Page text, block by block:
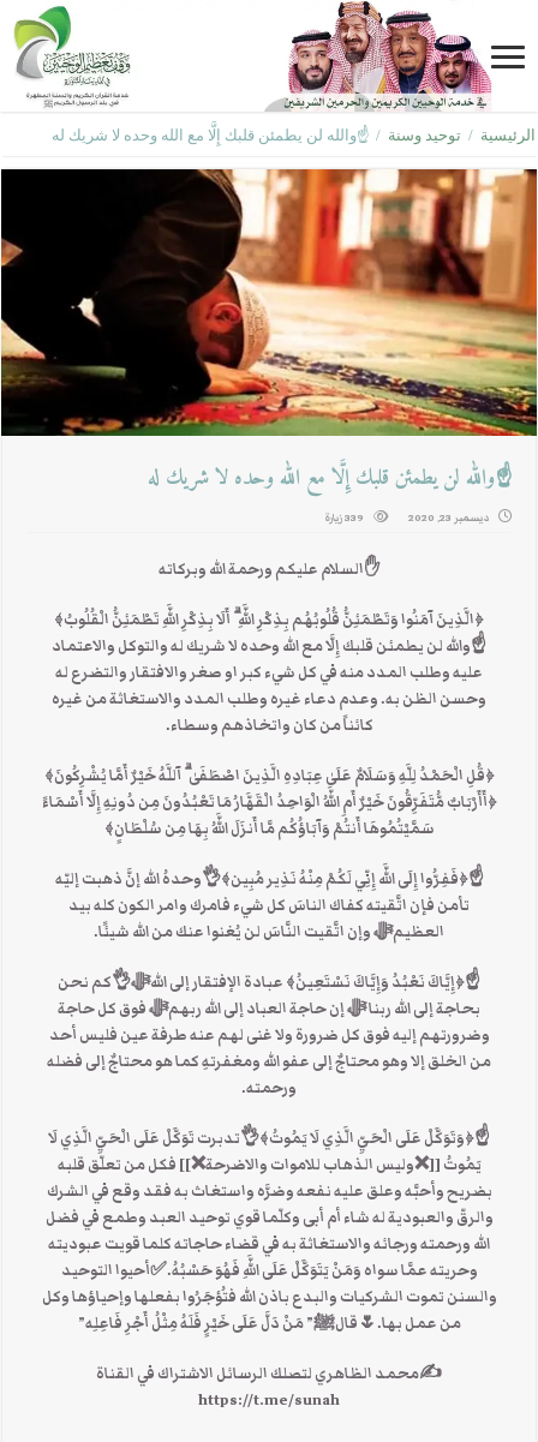
الرئيسية / توحيد وسنة / ☝والله لن يطمئن قلبك إِلَّا مع الله وحده لا شريك له
☝والله لن يطمئن قلبك إِلَّا مع الله وحده لا شريك له
ديسمبر 23, 2020 339 زيارة
✋السلام عليكم ورحمة الله وبركاته
﴿الَّذِينَ آمَنُوا وَتَطْمَئِنُّ قُلُوبُهُم بِذِكْرِ اللَّهِ ۗ أَلَا بِذِكْرِ اللَّهِ تَطْمَئِنُّ الْقُلُوبُ﴾
☝والله لن يطمئن قلبك إِلَّا مع الله وحده لا شريك له والتوكل والاعتماد
عليه وطلب المدد منه في كل شيء كبر او صغر والافتقار والتضرع له
وحسن الظن به. وعدم دعاء غيره وطلب المدد والاستغاثة من غيره
كائناً من كان واتخاذهم وسطاء.
﴿قُلِ الْحَمْدُ لِلَّهِ وَسَلَامٌ عَلَىٰ عِبَادِهِ الَّذِينَ اصْطَفَىٰ ۗ آللَّهُ خَيْرٌ أَمَّا يُشْرِكُونَ﴾
﴿أَأَرْبَابٌ مُّتَفَرِّقُونَ خَيْرٌ أَمِ اللَّهُ الْوَاحِدُ الْقَهَّارُ مَا تَعْبُدُونَ مِن دُونِهِ إِلَّا أَسْمَاءً
سَمَّيْتُمُوهَا أَنتُمْ وَآبَاؤُكُم مَّا أَنزَلَ اللَّهُ بِهَا مِن سُلْطَانٍ﴾
☝﴿فَفِرُّوا إِلَى اللَّه إِنِّي لَكُمْ مِنْهُ نَذِير مُبِين﴾👌وحدهُ الله إنَّ ذهبت إليّه
تأمن فإن اتَّقيته كفاك الناسَ كل شيء فامرك وامر الكون كله بيد
العظيمﷻ وإن اتَّقيت النَّاسَ لن يُغنوا عنك من الله شيئًا.
☝﴿إِيَّاكَ نَعْبُدُ وَإِيَّاكَ نَسْتَعِينُ﴾ عبادة الإفتقار إلى اللهﷻ👌كم نحن
بحاجة إلى الله ربنا ﷻ إن حاجة العباد إلى الله ربهمﷻ فوق كل حاجة
وضرورتهم إليه فوق كل ضرورة ولا غنى لهم عنه طرفة عين فليس أحد
من الخلق إلا وهو محتاجٌ إلى عفو الله ومغفرتهِ كما هو محتاجٌ إلى فضله
ورحمته.
☝﴿وَتَوَكَّلْ عَلَى الْحَيِّ الَّذِي لَا يَمُوتُ﴾👌تدبرت تَوَكَّلْ عَلَى الْحَيِّ الَّذِي لَا
يَمُوتُ [[❌وليس الذهاب للاموات والاضرحة❌]] فكل من تعلّق قلبه
بضريح وأحبَّه وعلق عليه نفعه وضرَّه واستغاث به فقد وقع في الشرك
والرقّ والعبودية له شاء أم أبى وكلّما قوي توحيد العبد وطمع في فضل
الله ورحمته ورجائه والاستغاثة به في قضاء حاجاته كلما قويت عبوديته
وحريته عمَّا سواه وَمَنْ يَتَوَكَّلْ عَلَى اللَّهِ فَهُوَ حَسْبُهُ.✅أحيوا التوحيد
والسنن تموت الشركيات والبدع باذن الله فتُؤجَرُوا بفعلها وإحياؤها وكل
من عمل بها.🌷قالﷺ” مَنْ دَلَّ عَلَى خَيْرٍ فَلَهُ مِثْلُ أَجْرِ فَاعِلِه”
✍محمد الظاهري لتصلك الرسائل الاشتراك في القناة
https://t.me/sunah